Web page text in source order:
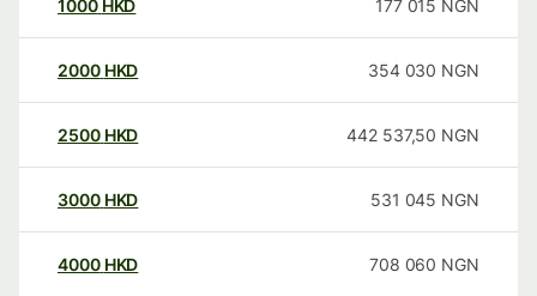
1000 HKD 177 015 NGN
2000 HKD 354 030 NGN
2500 HKD 442 537,50 NGN
3000 HKD 531 045 NGN
4000 HKD 708 060 NGN